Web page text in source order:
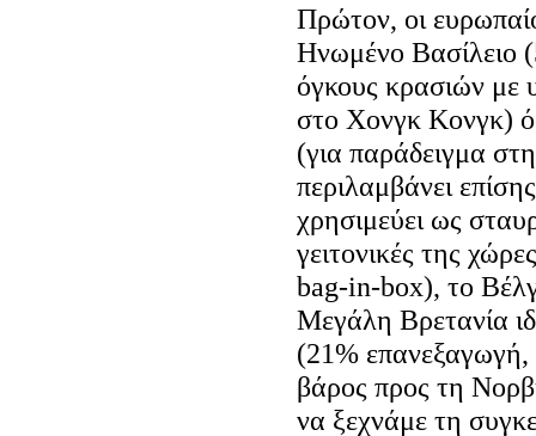
Πρώτον, οι
Ηνωμένο Βασίλειο
όγκους κρασιών με
στο Χονγκ Κονγκ)
(για παράδειγμα
περιλαμβάνει
χρησιμεύει ως
γειτονικές της
bag-in-box), το
Μεγάλη Βρετανία
(21% επανεξαγωγή,
βάρος προς τη
να ξεχνάμε τη